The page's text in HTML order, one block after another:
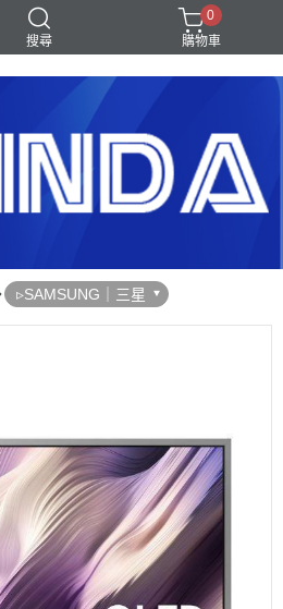
搜尋
滾筒洗衣機 除濕機 電視
0
購物車
▹SAMSUNG｜三星